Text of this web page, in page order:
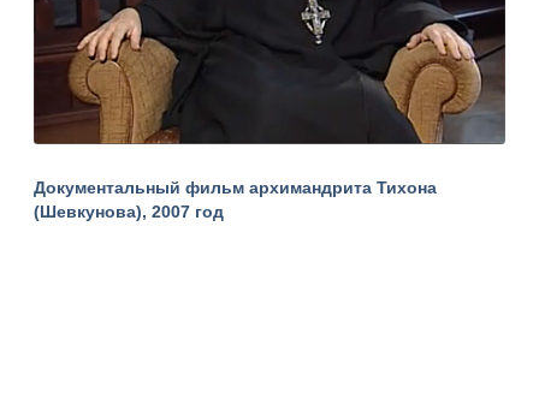
Документальный фильм архимандрита Тихона
(Шевкунова), 2007 год